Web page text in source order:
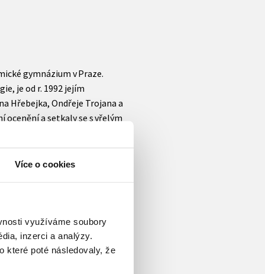
Více o cookies
využíváme soubory
inzerci a analýzy.
které poté následovaly, že
gymnázium v Praze.
je od r. 1992 jejím
Hřebejka, Ondřeje Trojana a
ocenění a setkaly se s vřelým
Pelíšky, Pupendo,
si pomáhat byl jako
Film Horem Pádem z
festivalech, včetně